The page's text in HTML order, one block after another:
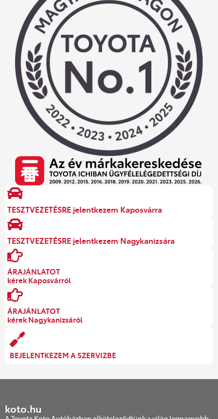
TESZTVEZETÉSRE jelentkezem Kaposvárra
TESZTVEZETÉSRE jelentkezem Nagykanizsára
ÁRAJÁNLATOT
kérek Kaposvárról
ÁRAJÁNLATOT
kérek Nagykanizsáról
BEJELENTKEZEM A SZERVIZBE
koto.hu